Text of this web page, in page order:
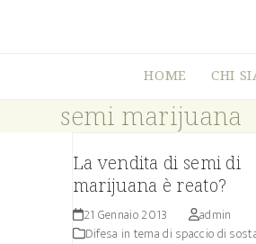
HOME CHI
semi marijuana
La vendita di semi di
marijuana è reato?
21 Gennaio 2013
admin
Difesa in tema di spaccio di